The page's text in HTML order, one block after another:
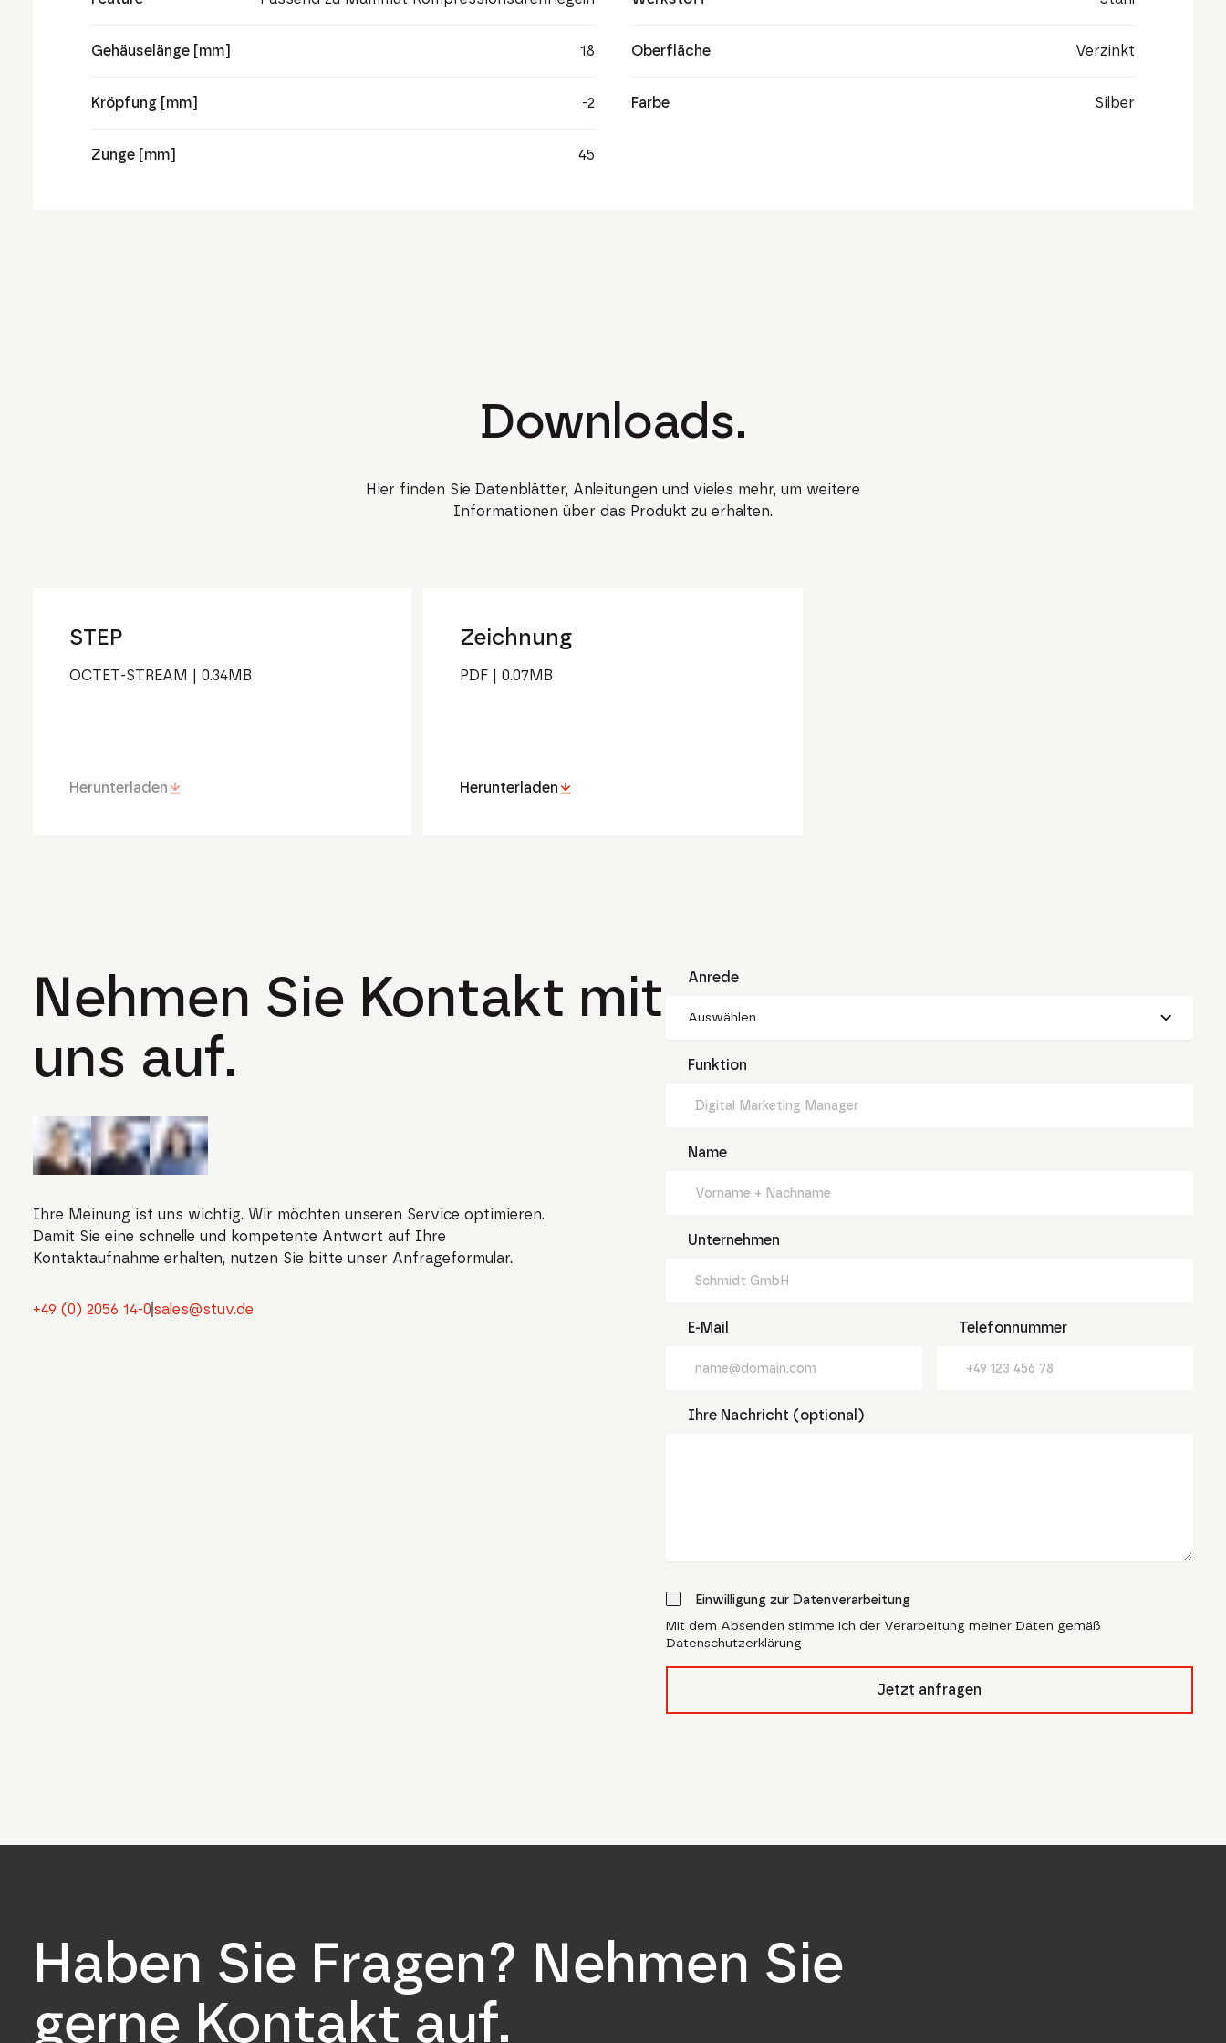
Gehäuselänge [mm] 18
Kröpfung [mm] -2
Zunge [mm] 45
Oberfläche Verzinkt
Farbe Silber
Downloads.
Hier finden Sie Datenblätter, Anleitungen und vieles mehr, um weitere
Informationen über das Produkt zu erhalten.
STEP
OCTET-STREAM 0.34MB
Herunterladen
Zeichnung
PDF |0.07MB
Herunterladen
Nehmen Sie Kontakt mit
uns auf.
Ihre Meinung ist uns wichtig. Wir möchten unseren Service optimieren.
Damit Sie eine schnelle und kompetente Antwort auf Ihre
Kontaktaufnahme erhalten, nutzen Sie bitte unser Anfrageformular.
+49 (0) 2056 14-0 sales@stuv.de
Anrede
Auswählen
Funktion
Name
Unternehmen
E-Mail Telefonnummer
Ihre Nachricht (optional)
Einwilligung zur Datenverarbeitung
Mit dem Absenden stimme ich der Verarbeitung meiner Daten gemäß
Datenschutzerklärung
Jetzt anfragen
Haben Sie Fragen? Nehmen Sie
gerne Kontakt auf.